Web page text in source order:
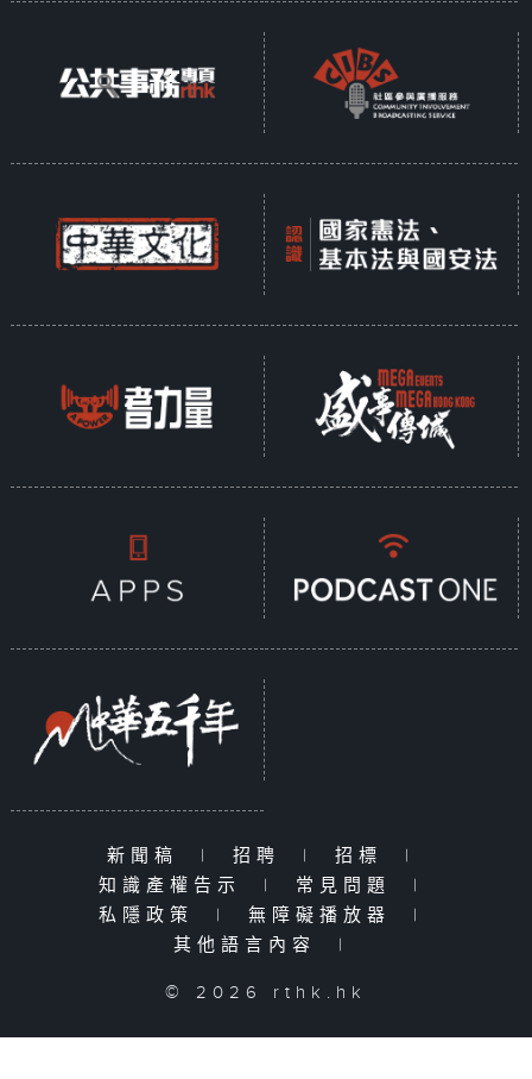
新聞稿 | 招聘 | 招標
|
知識產權告示
| 常見問題
|
私隱政策
| 無障礙播放器
|
其他語言內容
|
© 2026 rthk.hk